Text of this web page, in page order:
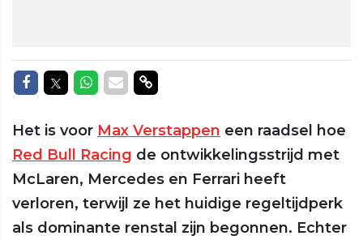
Delen op Facebook
Delen op Twitter
Delen op Whatsapp
Delen via Mail
Delen via link
Het is voor Max Verstappen een raadsel hoe
Red Bull Racing de ontwikkelingsstrijd met
McLaren, Mercedes en Ferrari heeft
verloren, terwijl ze het huidige regeltijdperk
als dominante renstal zijn begonnen. Echter